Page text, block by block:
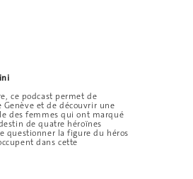
ce podcast permet de
et de découvrir une
des femmes qui ont marqué
de quatre héroïnes
questionner la figure du héros
dans cette